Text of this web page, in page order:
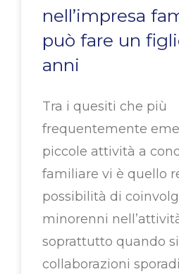
nell’impresa
può fare un
anni
Tra i quesiti che più
frequentemente
piccole attività a
familiare vi è quello
possibilità di
minorenni
soprattutto quando
collaborazioni